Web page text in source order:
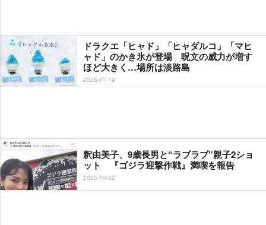
ドラクエ「ヒャド」「ヒャダルコ」「マヒ
ャド」のかき氷が登場 呪文の威力が増す
ほど大きく…場所は淡路島
2026-07-19
釈由美子、9歳長男と“ラブラブ”親子2ショ
ット 『ゴジラ迎撃作戦』満喫を報告
2025-10-22